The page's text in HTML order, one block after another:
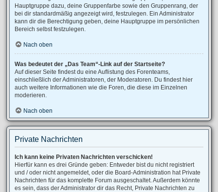
Hauptgruppe dazu, deine Gruppenfarbe sowie den Gruppenrang, der
bei dir standardmäßig angezeigt wird, festzulegen. Ein Administrator
kann dir die Berechtigung geben, deine Hauptgruppe im persönlichen
Bereich selbst festzulegen.
Nach oben
Was bedeutet der „Das Team“-Link auf der Startseite?
Auf dieser Seite findest du eine Auflistung des Forenteams,
einschließlich der Administratoren, der Moderatoren. Du findest hier
auch weitere Informationen wie die Foren, die diese im Einzelnen
moderieren.
Nach oben
Private Nachrichten
Ich kann keine Privaten Nachrichten verschicken!
Hierfür kann es drei Gründe geben: Entweder bist du nicht registriert
und / oder nicht angemeldet, oder die Board-Administration hat Private
Nachrichten für das komplette Forum ausgeschaltet. Außerdem könnte
es sein, dass der Administrator dir das Recht, Private Nachrichten zu